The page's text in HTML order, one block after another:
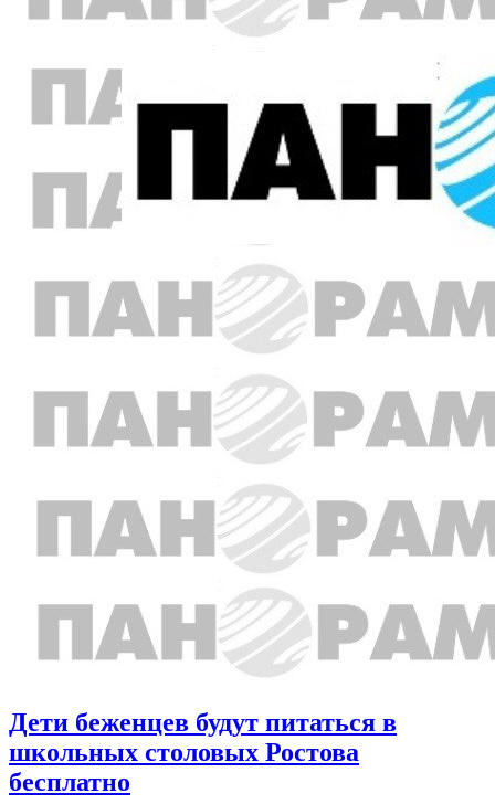
Дети беженцев будут питаться в
школьных столовых Ростова
бесплатно